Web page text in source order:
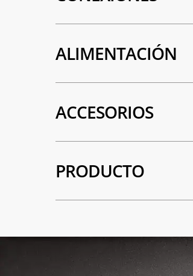
ALIMENTACIÓN
ACCESORIOS
PRODUCTO